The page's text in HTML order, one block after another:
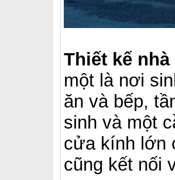
Thiết kế nhà
một là nơi
ăn và bếp,
sinh và một
cửa kính lớn
cũng kết nối